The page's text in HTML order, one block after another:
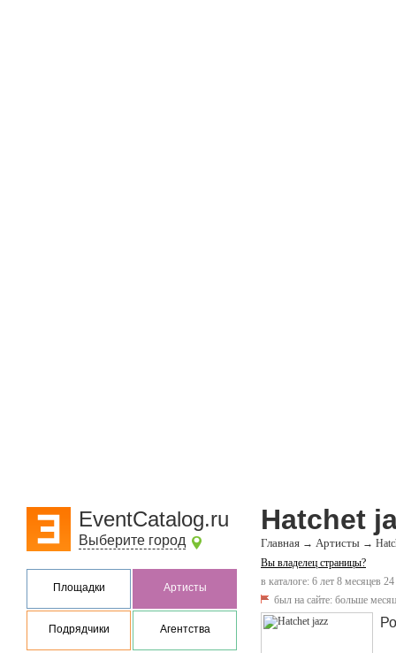
EventCatalog.ru
Выберите город
Площадки Артисты
Подрядчики Агентства
Hatchet
Главная → Артисты →
Вы владелец страницы?
в каталоге: 6 лет 8 месяцев
был на сайте: больше